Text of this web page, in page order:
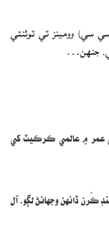
وومينز ٽي ٽوئنٽي
ٽرنر 25 ورهين جي عمر ۾ عالمي ڪرڪيٽ کي
ڪُرن ڏانهن وجهائڻ لڳو، آل